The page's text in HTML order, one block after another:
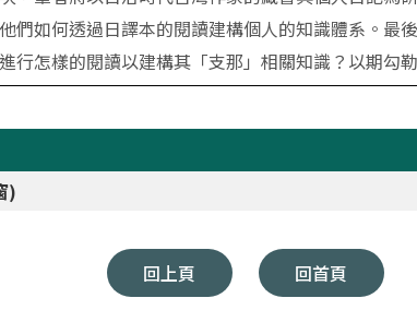
們如何透過日譯本的閱讀建構個人的知識體系。最
行怎樣的閱讀以建構其「支那」相關知識？以期勾
)
回上頁 回首頁